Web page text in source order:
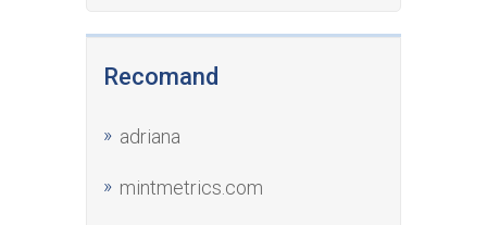
Recomand
adriana
mintmetrics.com